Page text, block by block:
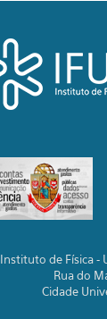
Instituto de Física -
Rua do
Cidade